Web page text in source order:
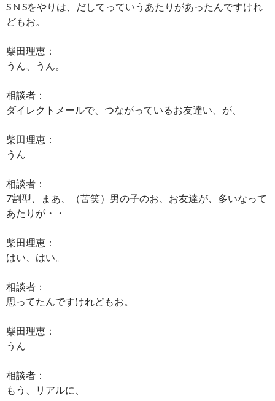
S N Sをやりは、だしてっていうあたりがあったんですけれ
どもお。
柴田理恵：
うん、うん。
相談者：
ダイレクトメールで、つながっているお友達い、が、
柴田理恵：
うん
相談者：
7割型、まあ、（苦笑）男の子のお、お友達が、多いなって
あたりが・・
柴田理恵：
はい、はい。
相談者：
思ってたんですけれどもお。
柴田理恵：
うん
相談者：
もう、リアルに、